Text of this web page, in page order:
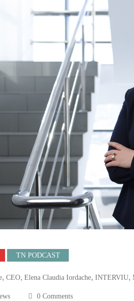
TN PODCAST
, CEO, Elena Claudia Iordache, INTERVIU,
0 Comments